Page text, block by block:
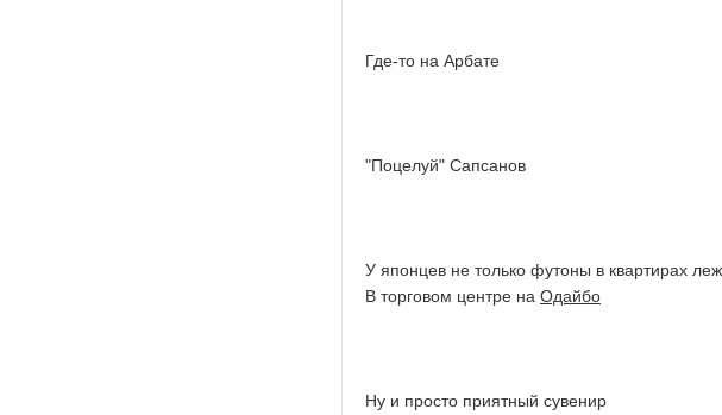
Где-то на Арбате
"Поцелуй" Сапсанов
У японцев не только футоны в квартирах
В торговом центре на Одайбо
Ну и просто приятный сувенир